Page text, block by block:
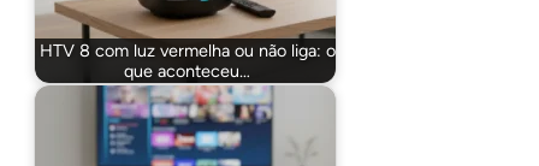
HTV 8 com luz vermelha ou não liga: o
que aconteceu…